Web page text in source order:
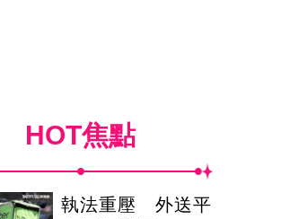
HOT焦點
執法重壓 外送平